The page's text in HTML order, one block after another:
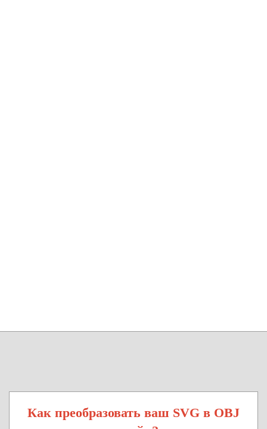
Как преобразовать ваш SVG в OBJ